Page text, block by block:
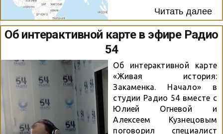
инфографическая карта
«Живая история:
Закаменка. Начало»
выступила ведущий
нашей ЦБС Елена
Иноземцева. Она
рассказала о том, как
создавалась карта: от
идеи до реализации, о
том, в чем...
интереснейшим разделом
нашего сайта – Картой
участников и
победителей Конкурса. С
каждым годом география
Конкурса расширяется
все больше и больше.
Убедитесь сами!
Читать далее
Об интерактивной карте в эфире Радио
54
Об интерактивной карте
«Живая история:
Закаменка. Начало» в
студии Радио 54 вместе с
Юлией Огневой и
Алексеем Кузнецовым
поговорил специалист